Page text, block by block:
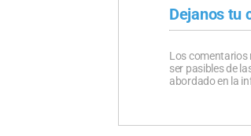
Dejanos tu
Los comentarios
ser pasibles de
abordado en la